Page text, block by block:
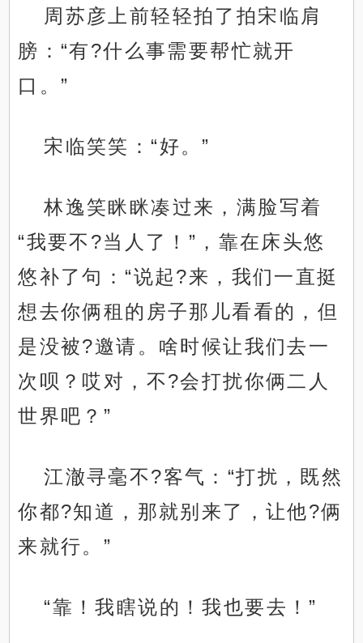
周苏彦上前轻轻拍了拍宋临肩
膀：“有?什么事需要帮忙就开
口。”
宋临笑笑：“好。”
林逸笑眯眯凑过来，满脸写着
“我要不?当人了！”，靠在床头悠
悠补了句：“说起?来，我们一直挺
想去你俩租的房子那儿看看的，但
是没被?邀请。啥时候让我们去一
次呗？哎对，不?会打扰你俩二人
世界吧？”
江澈寻毫不?客气：“打扰，既然
你都?知道，那就别来了，让他?俩
来就行。”
“靠！我瞎说的！我也要去！”